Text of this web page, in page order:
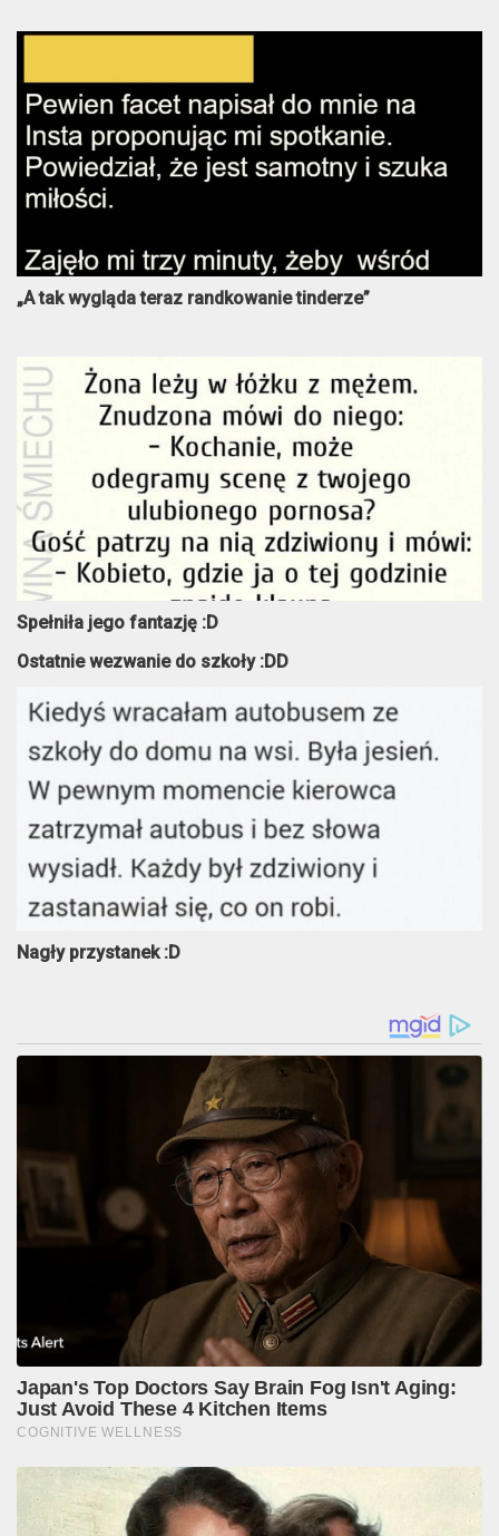
„A tak wygląda teraz randkowanie tinderze”
Spełniła jego fantazję :D
Ostatnie wezwanie do szkoły :DD
Nagły przystanek :D